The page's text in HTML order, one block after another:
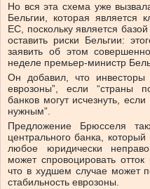
Но вся эта схема уже
Бельгии, которая является
ЕС, поскольку является
оставить риски Бельгии:
заявить об этом
неделе премьер-министр
Он добавил, что инвесторы
еврозоны”, если “страны
банков могут исчезнуть,
нужным”.
Предложение Брюсселя
центрального банка,
любое юридически
может спровоцировать
что в худшем случае может
стабильность еврозоны.